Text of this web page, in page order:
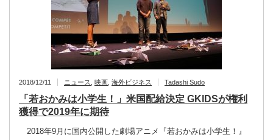
2018/12/11 ニュース 映画 海外ビジネス Tadashi Sudo
「若おかみは小学生！」米国配給決定 GKlDSが権利
獲得で2019年に期待
2018年9月に国内公開した劇場アニメ『若おかみは小学生！』